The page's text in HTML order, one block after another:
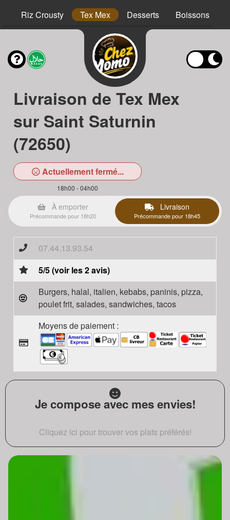
Riz Crousty Tex Mex Desserts Boissons
Livraison de Tex Mex
sur Saint Saturnin
(72650)
Actuellement fermé...
18h00 - 04h00
À emporter
Précommande pour 18h20
Livraison
Précommande pour 18h45
07.44.13.93.54
5/5 (voir les 2 avis)
Burgers, halal, italien, kebabs, paninis, pizza,
poulet frit, salades, sandwiches, tacos
Moyens de paiement :
Je compose avec mes envies!
Cliquez ici pour trouver vos plats préférés!